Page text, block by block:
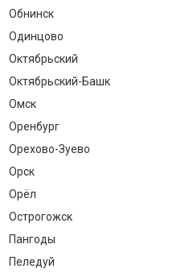
Обнинск
Одинцово
Октябрьский
Октябрьский-Башк
Омск
Оренбург
Орехово-Зуево
Орск
Орёл
Острогожск
Пангоды
Пеледуй